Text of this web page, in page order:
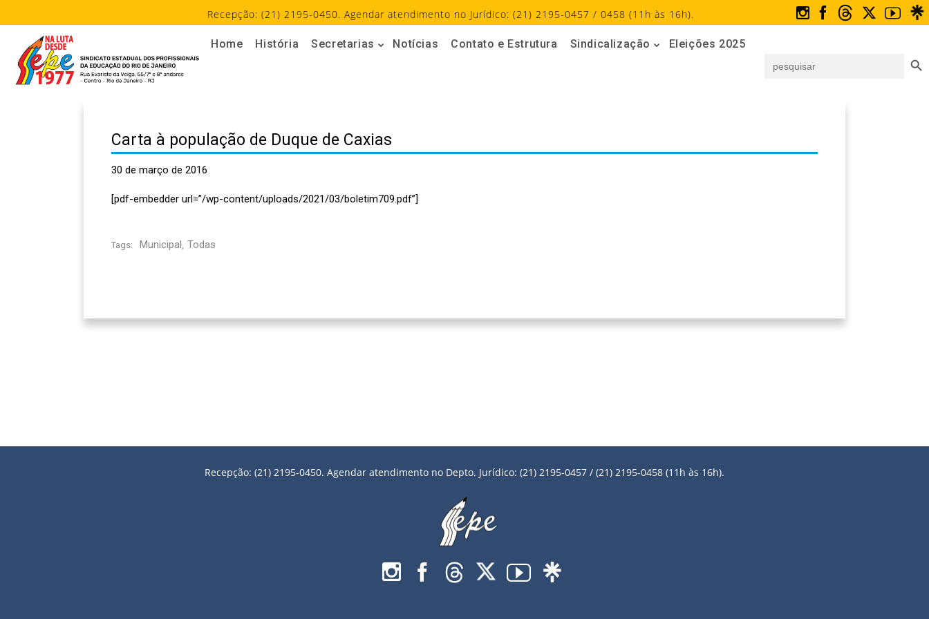
Recepção: (21) 2195-0450. Agendar atendimento no Jurídico: (21) 2195-0457 / 0458 (11h às 16h).
Home História Secretarias Notícias Contato e Estrutura Sindicalização
Eleições 2025
for:
Carta à população de Duque de Caxias
30 de março de 2016
[pdf-embedder url=”/wp-content/uploads/2021/03/boletim709.pdf”]
Tags: Municipal, Todas
Recepção: (21) 2195-0450. Agendar atendimento no Depto. Jurídico: (21) 2195-0457 / (21) 2195-0458 (11h às 16h).